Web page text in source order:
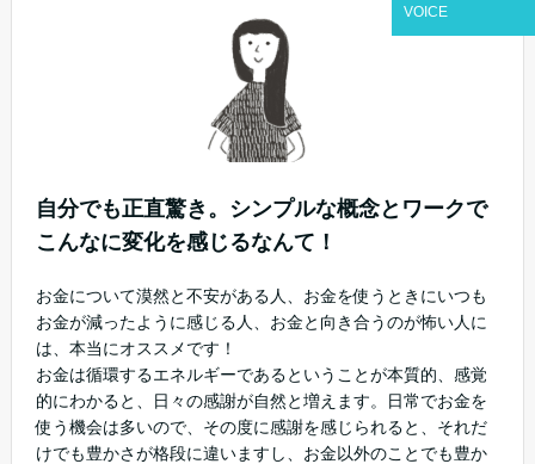
自分でも正直驚き。シンプルな概念とワークで
こんなに変化を感じるなんて！
お金について漠然と不安がある人、お金を使うときにいつも
お金が減ったように感じる人、お金と向き合うのが怖い人に
は、本当にオススメです！
お金は循環するエネルギーであるということが本質的、感覚
的にわかると、日々の感謝が自然と増えます。日常でお金を
使う機会は多いので、その度に感謝を感じられると、それだ
けでも豊かさが格段に違いますし、お金以外のことでも豊か
VOICE